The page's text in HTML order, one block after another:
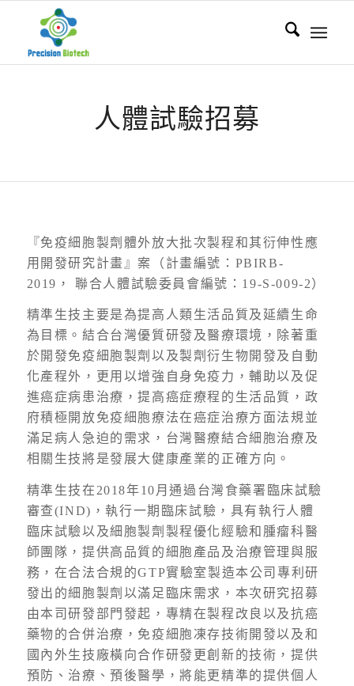
人體試驗招募
『免疫細胞製劑體外放大批次製程和其衍伸性應
用開發研究計畫』案（計畫編號：PBIRB-
2019， 聯合人體試驗委員會編號：19-S-009-2）
精準生技主要是為提高人類生活品質及延續生命
為目標。結合台灣優質研發及醫療環境，除著重
於開發免疫細胞製劑以及製劑衍生物開發及自動
化產程外，更用以增強自身免疫力，輔助以及促
進癌症病患治療，提高癌症療程的生活品質，政
府積極開放免疫細胞療法在癌症治療方面法規並
滿足病人急迫的需求，台灣醫療結合細胞治療及
相關生技將是發展大健康產業的正確方向。
精準生技在2018年10月通過台灣食藥署臨床試驗
審查(IND)，執行一期臨床試驗，具有執行人體
臨床試驗以及細胞製劑製程優化經驗和腫瘤科醫
師團隊，提供高品質的細胞產品及治療管理與服
務，在合法合規的GTP實驗室製造本公司專利研
發出的細胞製劑以滿足臨床需求，本次研究招募
由本司研發部門發起，專精在製程改良以及抗癌
藥物的合併治療，免疫細胞凍存技術開發以及和
國內外生技廠橫向合作研發更創新的技術，提供
預防、治療、預後醫學，將能更精準的提供個人